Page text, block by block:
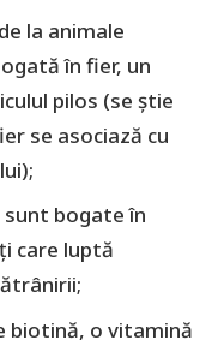
la animale
în fier, un
pilos (se știe
se asociază cu
sunt bogate în
care luptă
biotină, o vitamină